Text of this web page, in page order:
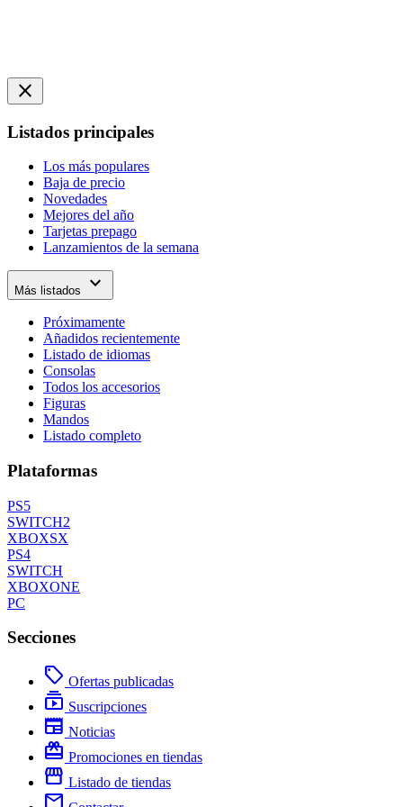
close
Listados principales
Los más populares
Baja de precio
Novedades
Mejores del año
Tarjetas prepago
Lanzamientos de la semana
Más listados expand_more
Próximamente
Añadidos recientemente
Listado de idiomas
Consolas
Todos los accesorios
Figuras
Mandos
Listado completo
Plataformas
PS5
SWITCH2
XBOXSX
PS4
SWITCH
XBOXONE
PC
Secciones
local_offer Ofertas publicadas
subscriptions Suscripciones
newspaper Noticias
redeem Promociones en tiendas
storefront Listado de tiendas
mail